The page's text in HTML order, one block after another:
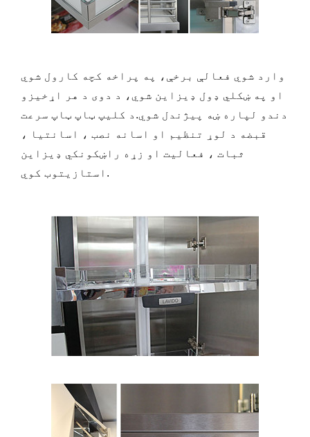
وارد شوي فعالې برخې، په پراخه کچه کارول شوي
او په ښکلي ډول ډیزاین شوي، د دوی د هر اړخیزو
دندو لپاره ښه پیژندل شوي.د کلیپ ټاپ ټاپ سرعت
قبضه د لوړ تنظیم او اسانه نصب ، اسانتیا ،
ثبات ، فعالیت او زړه راښکونکي ډیزاین
استازیتوب کوي.